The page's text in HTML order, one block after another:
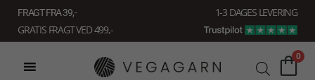
indholdet
FRAGT FRA 39, -
1-3 DAGES LEVERING
GRATIS FRAGT VED 499,-
0